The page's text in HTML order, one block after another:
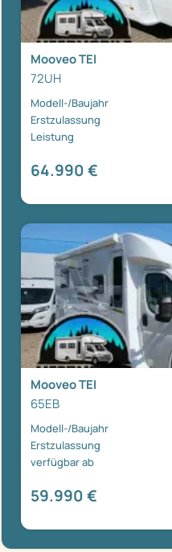
Mooveo TEI
72UH
Modell-/Baujahr
Erstzulassung
Leistung
64.990 €
Mooveo TEI
65EB
Modell-/Baujahr
Erstzulassung
verfügbar ab
59.990 €